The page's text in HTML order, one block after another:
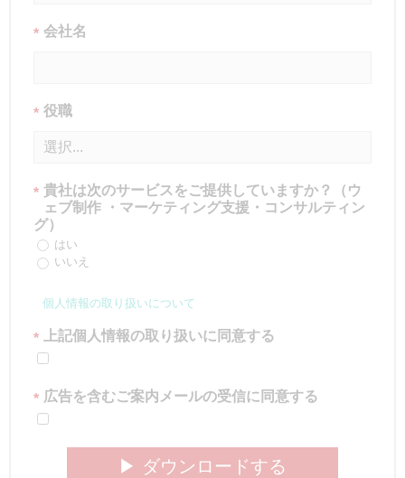
* 会社名
* 役職
* 貴社は次のサービスをご提供していますか？（ウ
ェブ制作 ・マーケティング支援・コンサルティン
グ）
はい
いいえ
個人情報の取り扱いについて
* 上記個人情報の取り扱いに同意する
* 広告を含むご案内メールの受信に同意する
▶︎ ダウンロードする